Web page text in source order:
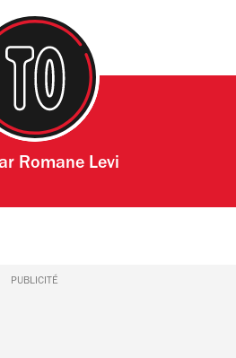
Romane Levi
PUBLICITÉ